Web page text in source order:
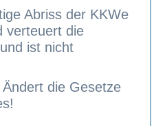
Abriss der KKWe
verteuert die
ist nicht
die Gesetze